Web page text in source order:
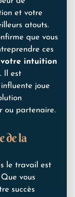
et votre
atouts.
que vous
ces
votre intuition
Il est
joue
ou partenaire.
de la
le travail est
vous
succès